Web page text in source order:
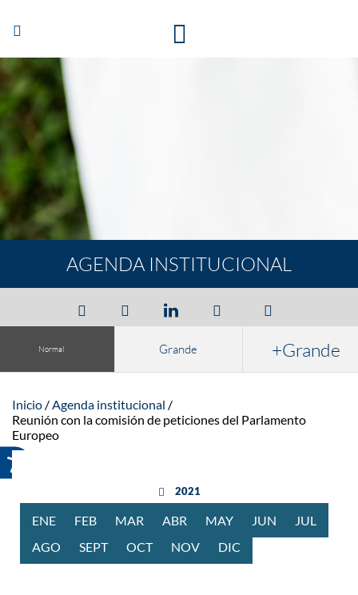
Abrir/Cerrar
navegación
AGENDA INSTITUCIONAL
Normal Grande +Grande
Inicio
Agenda institucional
Reunión con la comisión de peticiones del Parlamento
Europeo
año anterior
2021
ENE FEB REROMAR ABR BRILMAY JUN JUL
AGO STOSEPTIEMBRE
OCTUBRENOV IEMBRE
DIC